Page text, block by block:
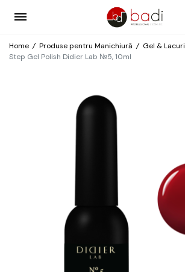
Home / Produse pentru Manichiură / Gel & Lacuri
Step Gel Polish Didier Lab №5, 10ml